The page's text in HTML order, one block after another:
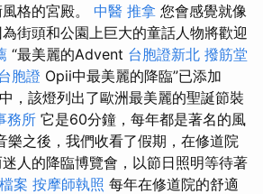
格的宮殿。 中醫 推拿 您會感覺就像
街頭和公園上巨大的童話人物將歡迎
“最美麗的Advent 台胞證新北 撥筋堂
胞證 Opii中最美麗的降臨”已添加
，該燈列出了歐洲最美麗的聖誕節裝
務所 它是60分鐘，每年都是著名的風
樂之後，我們收看了假期，在修道院
人的降臨博覽會，以節日照明等待著
案 按摩師執照 每年在修道院的舒適